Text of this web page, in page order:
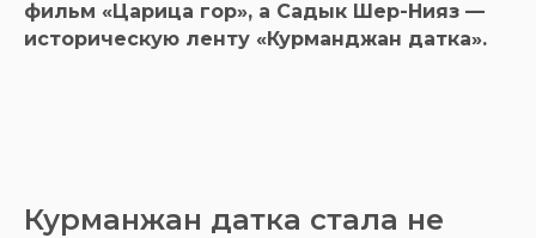
фильм «Царица гор», а Садык Шер-Нияз —
историческую ленту «Курманджан датка».
Курманжан датка стала не